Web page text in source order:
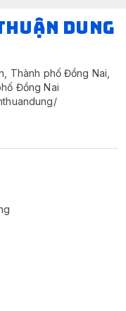
DUNG
Thành phố Đồng Nai,
Đồng Nai